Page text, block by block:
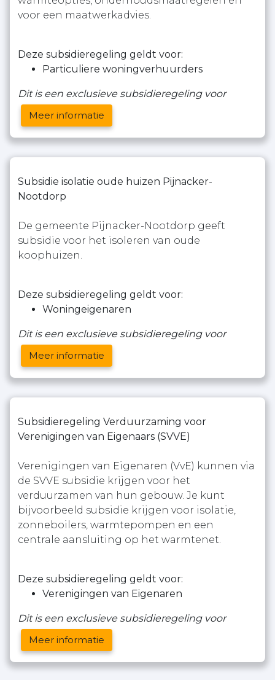
voor een maatwerkadvies.
Deze subsidieregeling geldt voor:
Particuliere woningverhuurders
Dit is een exclusieve subsidieregeling voor
Meer informatie
Subsidie isolatie oude huizen Pijnacker-
Nootdorp
De gemeente Pijnacker-Nootdorp geeft
subsidie voor het isoleren van oude
koophuizen.
Deze subsidieregeling geldt voor:
Woningeigenaren
Dit is een exclusieve subsidieregeling voor
Meer informatie
Subsidieregeling Verduurzaming voor
Verenigingen van Eigenaars (SVVE)
Verenigingen van Eigenaren (VvE) kunnen via
de SVVE subsidie krijgen voor het
verduurzamen van hun gebouw. Je kunt
bijvoorbeeld subsidie krijgen voor isolatie,
zonneboilers, warmtepompen en een
centrale aansluiting op het warmtenet.
Deze subsidieregeling geldt voor:
Verenigingen van Eigenaren
Dit is een exclusieve subsidieregeling voor
Meer informatie